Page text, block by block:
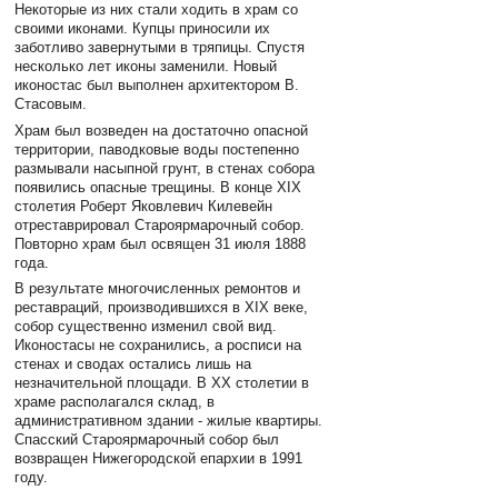
Некоторые из них стали ходить в храм со
своими иконами. Купцы приносили их
заботливо завернутыми в тряпицы. Спустя
несколько лет иконы заменили. Новый
иконостас был выполнен архитектором В.
Стасовым.
Храм был возведен на достаточно опасной
территории, паводковые воды постепенно
размывали насыпной грунт, в стенах собора
появились опасные трещины. В конце XIX
столетия Роберт Яковлевич Килевейн
отреставрировал Староярмарочный собор.
Повторно храм был освящен 31 июля 1888
года.
В результате многочисленных ремонтов и
реставраций, производившихся в XIX веке,
собор существенно изменил свой вид.
Иконостасы не сохранились, а росписи на
стенах и сводах остались лишь на
незначительной площади. В XX столетии в
храме располагался склад, в
административном здании - жилые квартиры.
Спасский Староярмарочный собор был
возвращен Нижегородской епархии в 1991
году.